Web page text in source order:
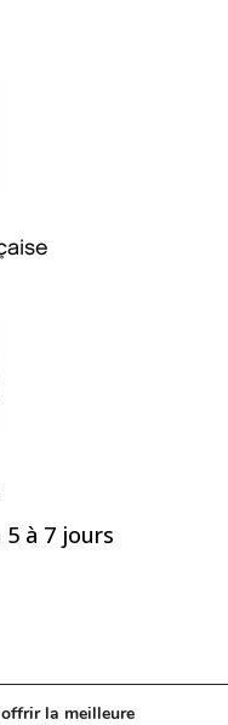
à 7 jours
la meilleure